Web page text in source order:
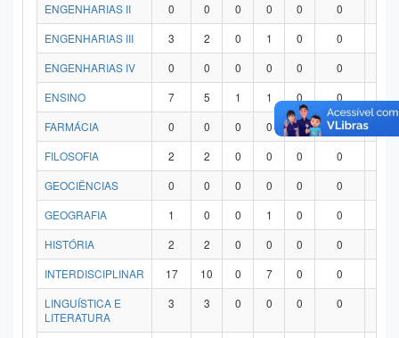
ENGENHARIAS II
0 0 0 0 0 0
ENGENHARIAS III
3 2 0 1 0 0
ENGENHARIAS IV
0 0 0 0 0 0
ENSINO
7 5 1 1 0 0
FARMÁCIA
0 0 0 0 0 0
FILOSOFIA
2 2 0 0 0 0
GEOCIÊNCIAS
0 0 0 0 0 0
GEOGRAFIA
1 0 0 1 0 0
HISTÓRIA
2 2 0 0 0 0
INTERDISCIPLINAR
17 10 0 7 0 0
LINGUÍSTICA E
LITERATURA
3 3 0 0 0 0